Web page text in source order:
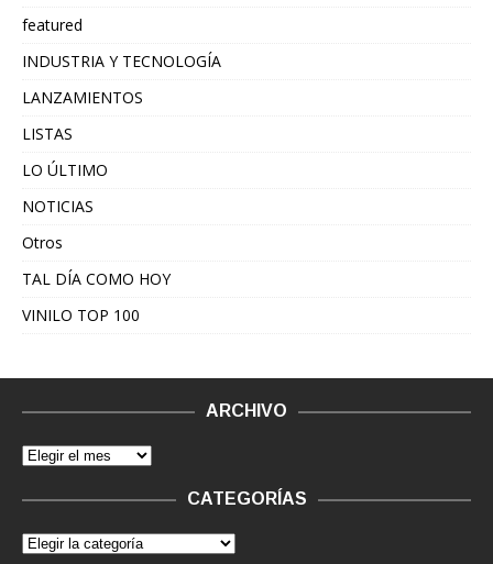
featured
INDUSTRIA Y TECNOLOGÍA
LANZAMIENTOS
LISTAS
LO ÚLTIMO
NOTICIAS
Otros
TAL DÍA COMO HOY
VINILO TOP 100
ARCHIVO
CATEGORÍAS